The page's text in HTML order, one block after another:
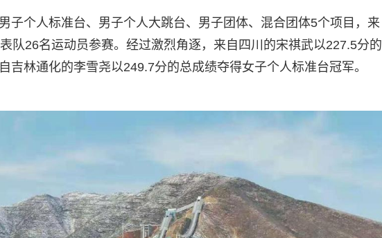
子个人标准台、男子个人大跳台、男子团体、混合团体5个项目，来
队26名运动员参赛。经过激烈角逐，来自四川的宋祺武以227.5分的
吉林通化的李雪尧以249.7分的总成绩夺得女子个人标准台冠军。